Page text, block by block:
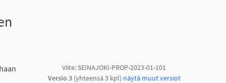
Viite: SEINAJOKI-PROP-2023-01-101
Versio 3(yhteensä 3 kpl) näytä muut versiot